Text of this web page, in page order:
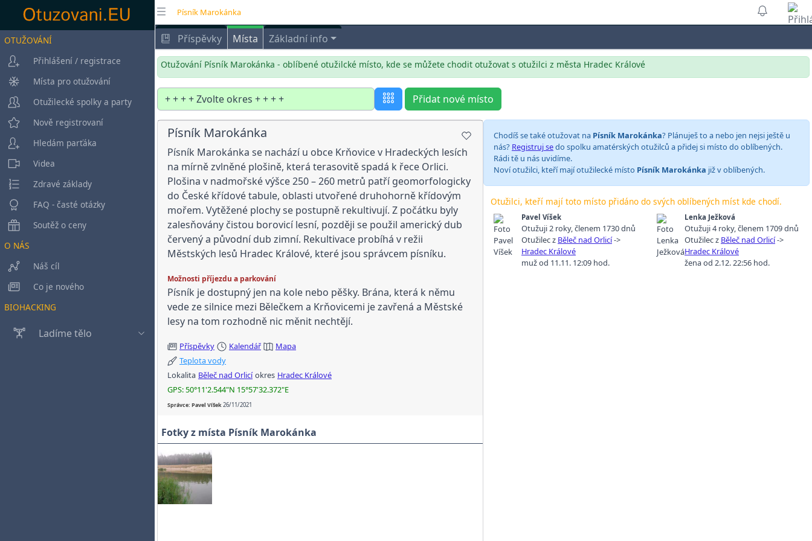
OTUŽOVÁNÍ
Přihlášení / registrace
Místa pro otužování
Otužilecké spolky a party
Nově registrovaní
Hledám parťáka
Videa
Zdravé základy
FAQ - časté otázky
Soutěž o ceny
O NÁS
Náš cíl
Co je nového
BIOHACKING
Ladíme tělo
Písník Marokánka
Příspěvky Místa Základní info
Otužování Písník Marokánka - oblíbené otužilcké místo, kde se můžete chodit otužovat s otužilci z města Hradec Králové
Přidat nové místo
Písník Marokánka
Písník Marokánka se nachází u obce Krňovice v Hradeckých lesích
na mírně zvlněné plošině, která terasovitě spadá k řece Orlici.
Plošina v nadmořské výšce 250 – 260 metrů patří geomorfologicky
do České křídové tabule, oblasti utvořené druhohorně křídovým
mořem. Vytěžené plochy se postupně rekultivují. Z počátku byly
zalesňovány čistou borovicí lesní, později se použil americký dub
červený a původní dub zimní. Rekultivace probíhá v režii
Městských lesů Hradec Králové, které jsou správcem písníku.
Možnosti příjezdu a parkování
Písník je dostupný jen na kole nebo pěšky. Brána, která k němu
vede ze silnice mezi Bělečkem a Krňovicemi je zavřená a Městské
lesy na tom rozhodně nic měnit nechtějí.
Příspěvky Kalendář
Mapa
Teplota vody
Lokalita Běleč nad Orlicí okres Hradec Králové
GPS: 50°11'2.544"N 15°57'32.372"E
Správce: Pavel Víšek26/11/2021
Fotky z místa Písník Marokánka
Chodíš se také otužovat na Písník Marokánka? Plánuješ to a nebo jen nejsi ještě u
nás? Registruj sedo spolku amatérských otužilců a přidej si místo do oblíbených.
Rádi tě u nás uvidíme.
Noví otužilci, kteří mají otužilecké místo Písník Marokánka již v oblíbených.
Otužilci, kteří mají toto místo přidáno do svých oblíbených míst kde chodí.
Pavel Víšek
Otužuji 2 roky,členem 1730 dnů
Otužilec z Běleč nad Orlicí->
Hradec Králové
muž od 11.11. 12:09 hod.
Lenka Ježková
Otužuji 4 roky,členem 1709 dnů
Otužilec z Běleč nad Orlicí->
Hradec Králové
žena od 2.12. 22:56 hod.